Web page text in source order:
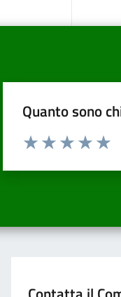
Quanto sono
Valuta da 1 a 5 stelle la